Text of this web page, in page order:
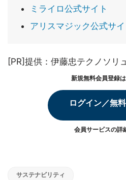
ミライロ公式サイト
アリスマジック公式サイ
[PR]提供：伊藤忠テクノソリ
新規無料会員登録
ログイン／無
会員サービスの詳
サステナビリティ